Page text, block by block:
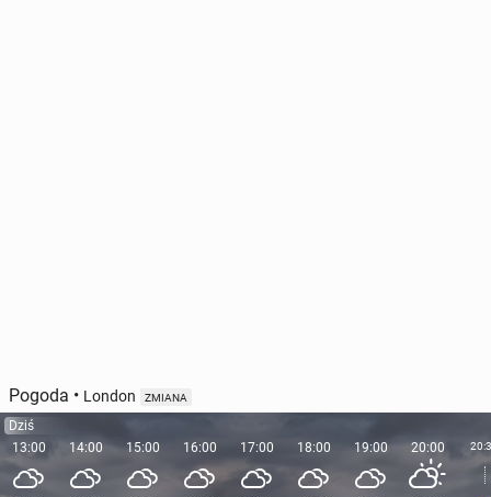
Pogoda • London ZMIANA
Dziś
13:00
14:00 15:00 16:00 17:00 18:00 19:00 20:00